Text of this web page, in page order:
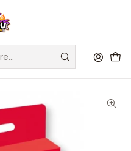
a Regiones sobre
Competitivos
- Español